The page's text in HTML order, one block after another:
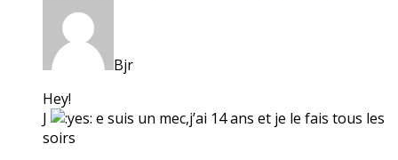
Bjr
Hey!
J
e suis un mec,j’ai 14 ans et je le fais tous les
soirs